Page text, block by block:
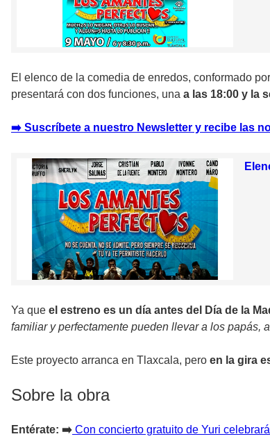
El elenco de la comedia de enredos, conformado por
presentará con dos funciones, una a las 18:00 y la
➡️ Suscríbete a nuestro Newsletter y recibe las
Ya que el estreno es un día antes del Día de la
familiar y perfectamente pueden llevar a los papás,
Este proyecto arranca en Tlaxcala, pero en la gira
Sobre la obra
Entérate: ➡️ Con concierto gratuito de Yuri